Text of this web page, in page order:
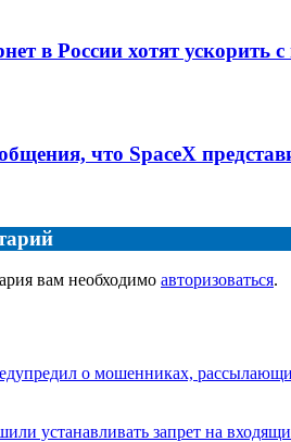
в России хотят
что SpaceX
вам необходимо авторизоваться.
о мошенниках,
устанавливать запрет на